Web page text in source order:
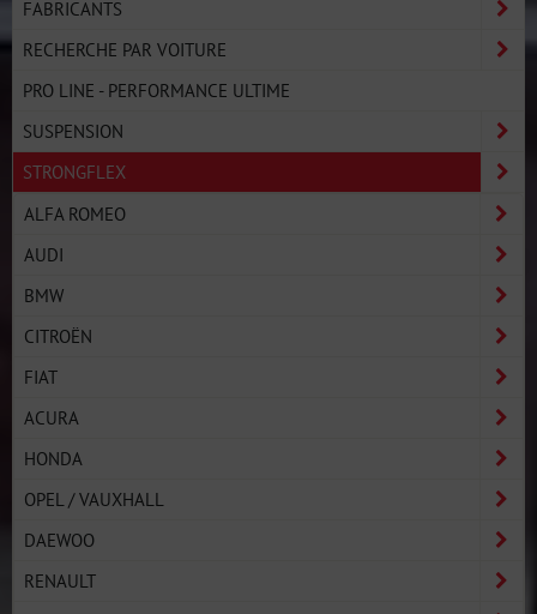
FABRICANTS
RECHERCHE PAR VOITURE
PRO LINE - PERFORMANCE ULTIME
SUSPENSION
STRONGFLEX
ALFA ROMEO
AUDI
BMW
CITROËN
FIAT
ACURA
HONDA
OPEL / VAUXHALL
DAEWOO
RENAULT